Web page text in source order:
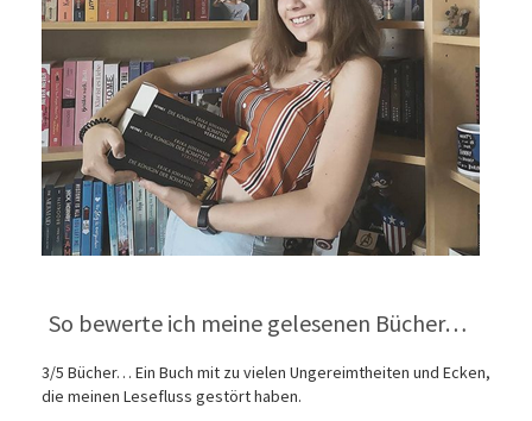
So bewerte ich meine gelesenen Bücher…
3/5 Bücher… Ein Buch mit zu vielen Ungereimtheiten und Ecken,
die meinen Lesefluss gestört haben.